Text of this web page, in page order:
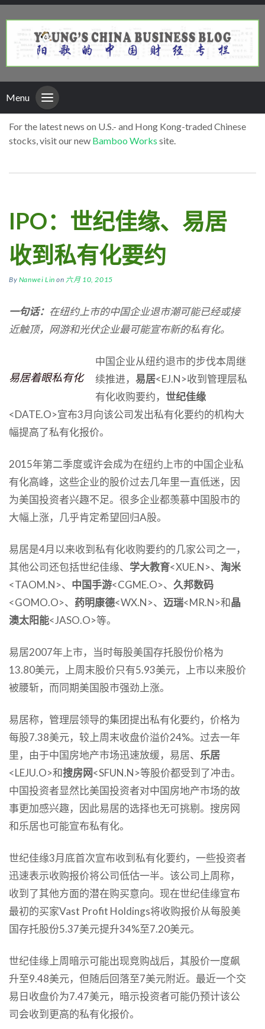
Menu
For the latest news on U.S.- and Hong Kong-traded Chinese
stocks, visit our new Bamboo Works site.
IPO：世纪佳缘、易居
收到私有化要约
By Nanwei Lin on 六月 10, 2015
一句话： 在纽约上市的中国企业退市潮可能已经或接
近触顶，网游和光伏企业最可能宣布新的私有化。
易居着眼私有化
中国企业从纽约退市的步伐本周继
续推进， 易居<EJ.N>收到管理层私
有化收购要约， 世纪佳缘
<DATE.O>宣布3月向该公司发出私有化要约的机构大
幅提高了私有化报价。
2015年第二季度或许会成为在纽约上市的中国企业私
有化高峰，这些企业的股价过去几年里一直低迷，因
为美国投资者兴趣不足。很多企业都羡慕中国股市的
大幅上涨，几乎肯定希望回归A股。
易居是4月以来收到私有化收购要约的几家公司之一，
其他公司还包括世纪佳缘、 学大教育<XUE.N>、 淘米
<TAOM.N>、 中国手游<CGME.O>、 久邦数码
<GOMO.O>、 药明康德<WX.N>、 迈瑞<MR.N>和晶
澳太阳能<JASO.O>等。
易居2007年上市，当时每股美国存托股份价格为
13.80美元，上周末股价只有5.93美元，上市以来股价
被腰斩，而同期美国股市强劲上涨。
易居称，管理层领导的集团提出私有化要约，价格为
每股7.38美元，较上周末收盘价溢价24%。过去一年
里，由于中国房地产市场迅速放缓，易居、 乐居
<LEJU.O>和搜房网<SFUN.N>等股价都受到了冲击。
中国投资者显然比美国投资者对中国房地产市场的故
事更加感兴趣，因此易居的选择也无可挑剔。搜房网
和乐居也可能宣布私有化。
世纪佳缘3月底首次宣布收到私有化要约，一些投资者
迅速表示收购报价将公司低估一半。该公司上周称，
收到了其他方面的潜在购买意向。现在世纪佳缘宣布
最初的买家Vast Profit Holdings将收购报价从每股美
国存托股份5.37美元提升34%至7.20美元。
世纪佳缘上周暗示可能出现竞购战后，其股价一度飙
升至9.48美元，但随后回落至7美元附近。最近一个交
易日收盘价为7.47美元，暗示投资者可能仍预计该公
司会收到更高的私有化报价。